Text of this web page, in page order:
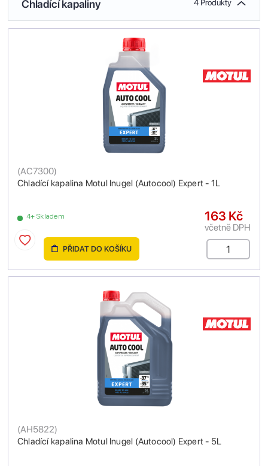
Chladící kapaliny 4 Produkty
Chladící kapalina Motul Inugel (Autocool) Expert - 1L
(AC7300)
4+ Skladem 163 Kč
včetně DPH
PŘIDAT DO KOŠÍKU
Chladící kapalina Motul Inugel (Autocool) Expert - 5L
(AH5822)